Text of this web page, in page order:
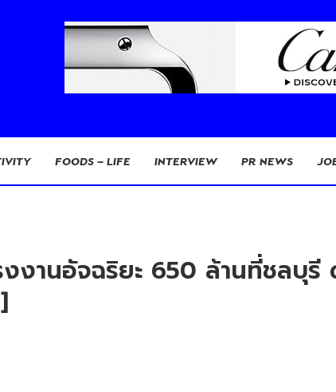
FOODS – LIFE INTERVIEW PR NEWS
งานอัจฉริยะ 650 ล้านที่ชลบุ